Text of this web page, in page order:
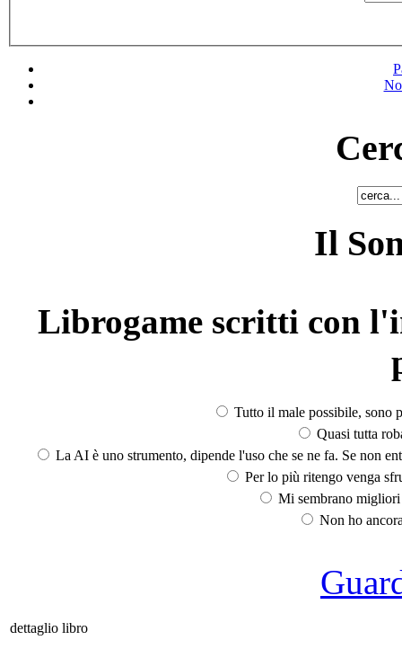
Il
Librogame scritti con
Tutto il male possibile, sono
Quasi tutta
La AI è uno strumento, dipende l'uso che se ne fa. Se non
Per lo più ritengo venga
Mi sembrano
Non ho
dettaglio libro